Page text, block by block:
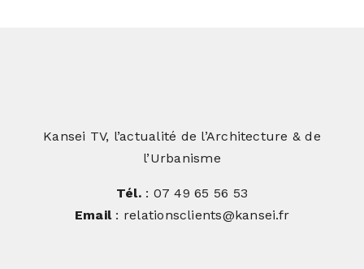
Kansei TV, l’actualité de l’Architecture & de
l’Urbanisme
Tél.: 07 49 65 56 53
Email: relationsclients@kansei.fr